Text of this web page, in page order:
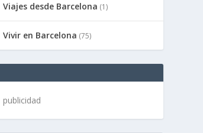
Viajes desde Barcelona (1)
Vivir en Barcelona (75)
publicidad